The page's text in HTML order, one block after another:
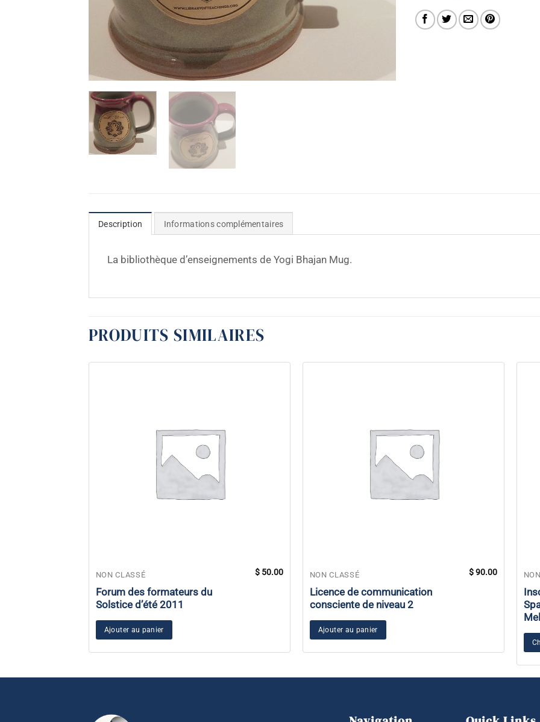
Description Informations complémentaires
La bibliothèque d’enseignements de Yogi Bhajan Mug.
PRODUITS SIMILAIRES
NON CLASSÉ
Forum des formateurs du
Solstice d’été 2011
$ 50.00
Ajouter au panier
NON CLASSÉ
Licence de communication
consciente de niveau 2
$90.00
Ajouter au panier